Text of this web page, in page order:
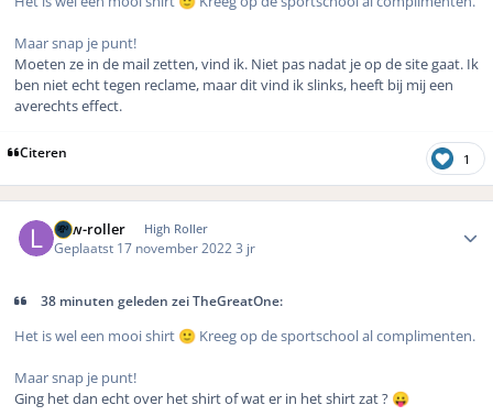
Maar snap je punt!
Moeten ze in de mail zetten, vind ik. Niet pas nadat je op de site gaat. Ik
ben niet echt tegen reclame, maar dit vind ik slinks, heeft bij mij een
averechts effect.
Citeren 1
Low-roller High Roller
Geplaatst 17 november 2022 3 jr
38 minuten geleden zei TheGreatOne:
Het is wel een mooi shirt 🙂 Kreeg op de sportschool al complimenten.
Maar snap je punt!
Ging het dan echt over het shirt of wat er in het shirt zat ? 😛